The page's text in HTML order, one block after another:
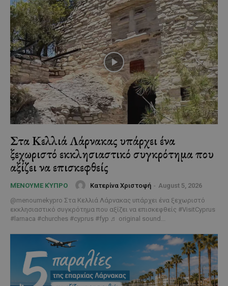
Στα Κελλιά Λάρνακας υπάρχει ένα
ξεχωριστό εκκλησιαστικό συγκρότημα που
αξίζει να επισκεφθείς
ΜΈΝΟΥΜΕ ΚΎΠΡΟ Κατερίνα Χριστοφή - August 5, 2026
@menoumekypro Στα Κελλιά Λάρνακας υπάρχει ένα ξεχωριστό
εκκλησιαστικό συγκρότημα που αξίζει να επισκεφθείς #VisitCyprus
#larnaca #churches #cyprus #fyp ♬ original sound...